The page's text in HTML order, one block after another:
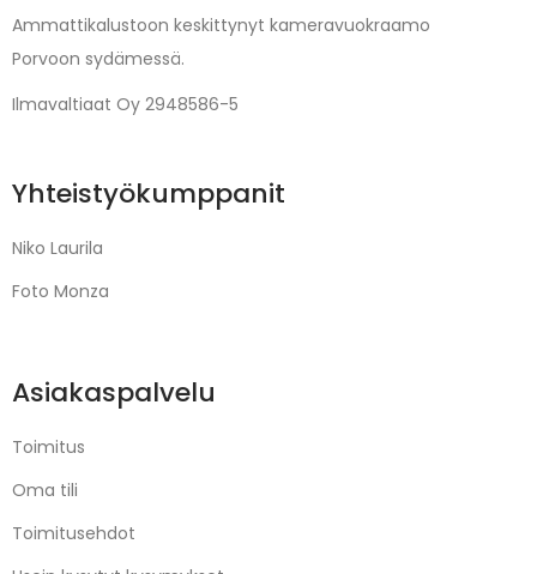
Ammattikalustoon keskittynyt kameravuokraamo
Porvoon sydämessä.
Ilmavaltiaat Oy 2948586-5
Yhteistyökumppanit
Niko Laurila
Foto Monza
Asiakaspalvelu
Toimitus
Oma tili
Toimitusehdot